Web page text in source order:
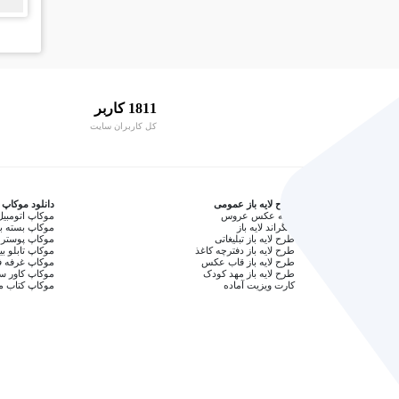
1811 کاربر
کل کاربران سایت
طرح لایه باز عمومی
آتلیه عکس عروس
بکگراند لایه باز
طرح لایه باز تبلیغاتی
طرح لایه باز دفترچه کاغذ
طرح لایه باز قاب عکس
طرح لایه باز مهد کودک
کارت ویزیت آماده
دانلود موکاپ
موکاپ
موکاپ بسته
موکاپ
موکاپ تابلو
موکاپ غرفه
موکاپ کاور
موکاپ کتاب